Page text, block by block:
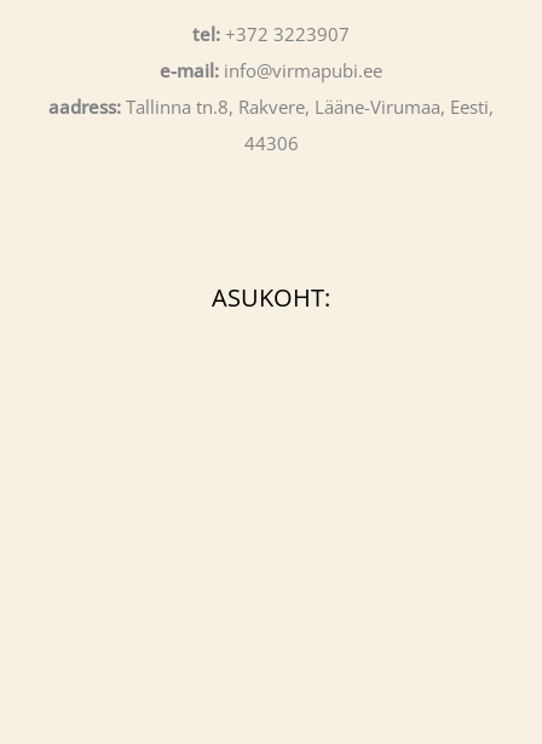
tel: +372 3223907
e-mail: info@virmapubi.ee
aadress: Tallinna tn.8, Rakvere, Lääne-Virumaa, Eesti,
44306
ASUKOHT: